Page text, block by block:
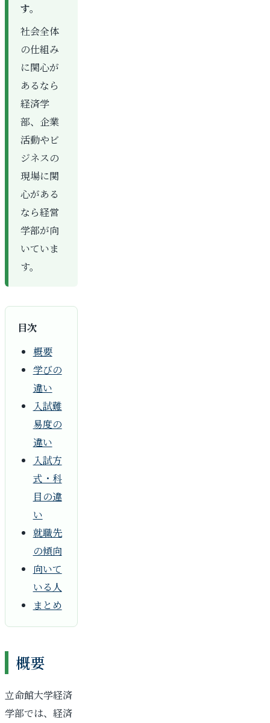
す。
社会全体
の仕組み
に関心が
あるなら
経済学
部、企業
活動やビ
ジネスの
現場に関
心がある
なら経営
学部が向
いていま
す。
目次
概要
学びの
違い
入試難
易度の
違い
入試方
式・科
目の違
い
就職先
の傾向
向いて
いる人
まとめ
概要
立命館大学経済
学部では、経済